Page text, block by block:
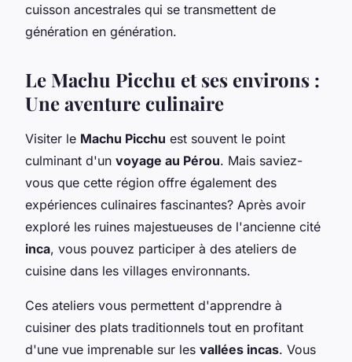
cuisson ancestrales qui se transmettent de
génération en génération.
Le Machu Picchu et ses environs :
Une aventure culinaire
Visiter le Machu Picchu est souvent le point
culminant d'un voyage au Pérou. Mais saviez-
vous que cette région offre également des
expériences culinaires fascinantes? Après avoir
exploré les ruines majestueuses de l'ancienne cité
inca, vous pouvez participer à des ateliers de
cuisine dans les villages environnants.
Ces ateliers vous permettent d'apprendre à
cuisiner des plats traditionnels tout en profitant
d'une vue imprenable sur les vallées incas. Vous